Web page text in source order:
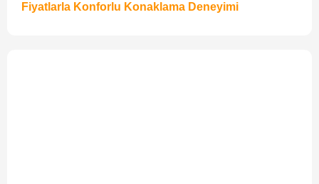
Fiyatlarla Konforlu Konaklama Deneyimi